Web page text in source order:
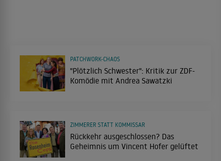
"Plötzlich Schwester": Kritik zur ZDF-
Komödie mit Andrea Sawatzki
PATCHWORK-CHAOS
Rückkehr ausgeschlossen? Das
Geheimnis um Vincent Hofer gelüftet
ZIMMERER STATT KOMMISSAR